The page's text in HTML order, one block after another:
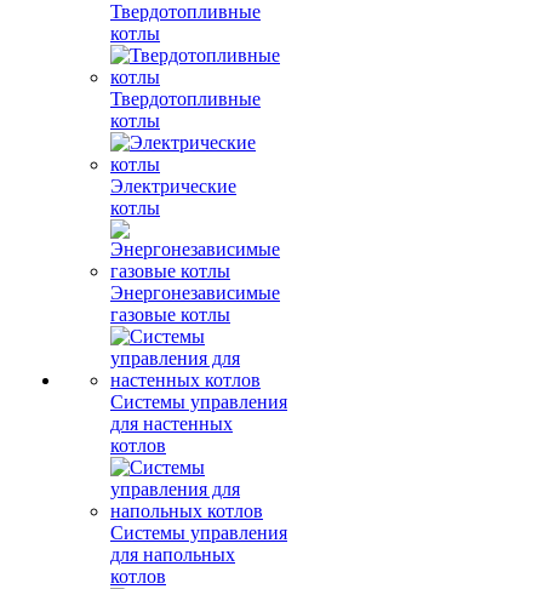
Твердотопливные
котлы
Твердотопливные
котлы
Электрические
котлы
Энергонезависимые
газовые котлы
Системы управления
для настенных
котлов
Системы управления
для напольных
котлов